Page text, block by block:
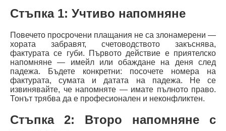
Стъпка 1: Учтиво напомняне
Повечето просрочени плащания не са злонамерени —
хората забравят, счетоводството закъснява,
фактурата се губи. Първото действие е приятелско
напомняне — имейл или обаждане на деня след
падежа. Бъдете конкретни: посочете номера на
фактурата, сумата и датата на падежа. Не се
извинявайте, че напомняте — имате пълното право.
Тонът трябва да е професионален и неконфликтен.
Стъпка 2: Второ напомняне с